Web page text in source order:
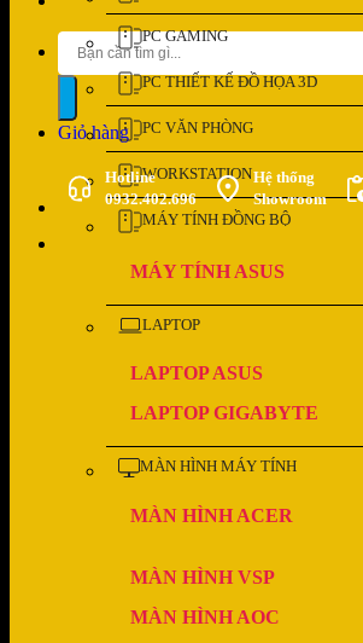
Tìm
kiếm:
Giỏ hàng
Hotline
0932.402.696
Hệ thống
Showroom
PC GAMING
PC THIẾT KẾ ĐỒ HỌA 3D
PC VĂN PHÒNG
WORKSTATION
MÁY TÍNH ĐỒNG BỘ
MÁY TÍNH ASUS
LAPTOP
LAPTOP ASUS
LAPTOP GIGABYTE
MÀN HÌNH MÁY TÍNH
MÀN HÌNH ACER
MÀN HÌNH VSP
MÀN HÌNH AOC